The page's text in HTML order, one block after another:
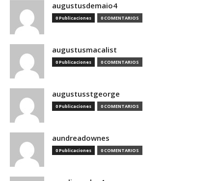
augustusdemaio4
0 Publicaciones 0 COMENTARIOS
augustusmacalist
0 Publicaciones 0 COMENTARIOS
augustusstgeorge
0 Publicaciones 0 COMENTARIOS
aundreadownes
0 Publicaciones 0 COMENTARIOS